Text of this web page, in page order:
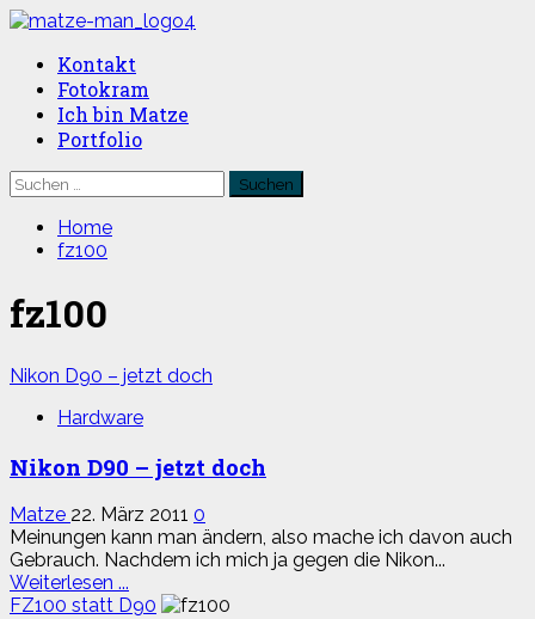
Skip
content
Primary
Menu
Kontakt
Fotokram
Ich bin Matze
Portfolio
Suchen
nach:
Home
fz100
fz100
Nikon D90 – jetzt doch
Hardware
Nikon D90 – jetzt doch
Matze 22. März 2011 0
Meinungen kann man ändern, also mache ich davon auch
Gebrauch. Nachdem ich mich ja gegen die Nikon...
Weiterlesen ...
more
FZ100 statt D90